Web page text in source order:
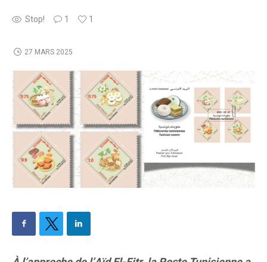
Stop! 1 1
27 MARS 2025